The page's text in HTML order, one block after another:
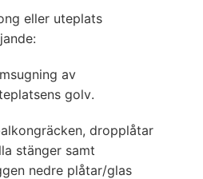
eller uteplats
av
golv.
dropplåtar
stänger samt
nedre plåtar/glas